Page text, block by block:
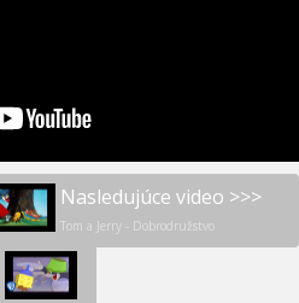
Nasledujúce video >>>
Tom a Jerry - Dobrodružstvo